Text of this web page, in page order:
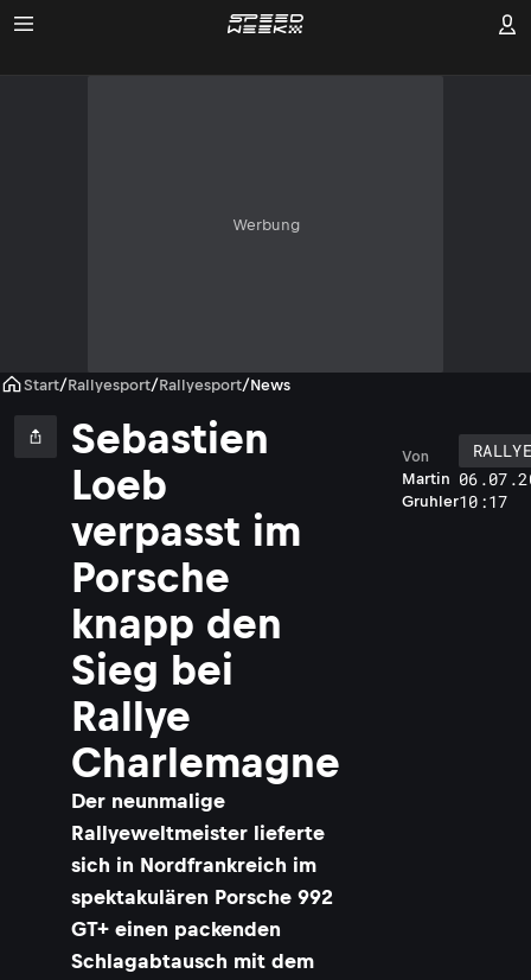
Werbung
Start/Rallyesport/Rallyesport/News
Sebastien
Loeb
verpasst im
Porsche
knapp den
Sieg bei
Rallye
Charlemagne
Der neunmalige
Rallyeweltmeister lieferte
sich in Nordfrankreich im
spektakulären Porsche 992
GT+ einen packenden
Schlagabtausch mit dem
Martin
Gruhler
Von
10:17